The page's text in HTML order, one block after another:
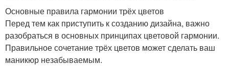
Основные правила гармонии трёх цветов
Перед тем как приступить к созданию дизайна, важно
разобраться в основных принципах цветовой гармонии.
Правильное сочетание трёх цветов может сделать ваш
маникюр незабываемым.